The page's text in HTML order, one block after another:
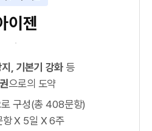
이젠
, 기본기 강화등
으로의 도약
구성(총 408문항)
항 X 5일 X 6주